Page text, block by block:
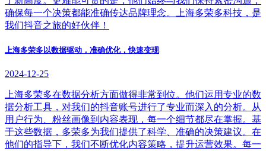
确保每一个决策都能准确传达品牌理念。上海多荣多科技，是
我们抖音之旅的好伙伴！
上海多荣多以数据驱动，准确优化，快速变现
2024-12-25
上海多荣多在数据分析方面做得非常到位。他们运用专业的数
据分析工具，对我们的抖音账号进行了专业而深入的分析。从
用户行为、粉丝画像到内容表现，每一个细节都尽在掌握。基
于这些数据，多荣多为我们提供了科学、准确的决策建议。在
他们的指导下，我们不断优化内容策略，提升运营效果。每一